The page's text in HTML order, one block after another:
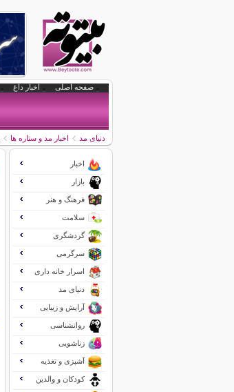
صفحه اصلی اخبار داغ
دنیای مد اخبار مد و ستاره ها
اخبار
بازار
فرهنگ و هنر
سلامت
گردشگری
سرگرمی
اسرار خانه داری
دنیای مد
آرایش و زیبایی
روانشناسی
زناشویی
آشپزی و تغذیه
کودکان و والدین